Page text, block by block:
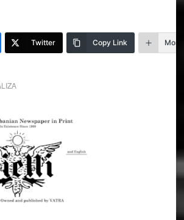
Twitter Copy Link More